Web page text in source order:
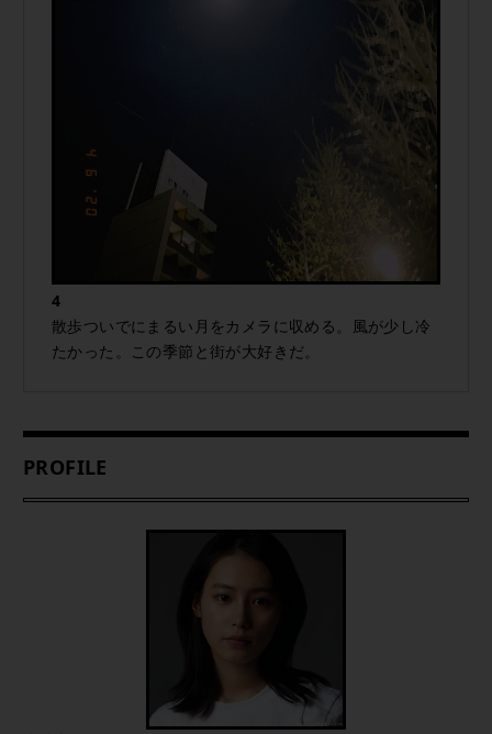
4
散歩ついでにまるい月をカメラに収める。風が少し冷
たかった。この季節と街が大好きだ。
PROFILE